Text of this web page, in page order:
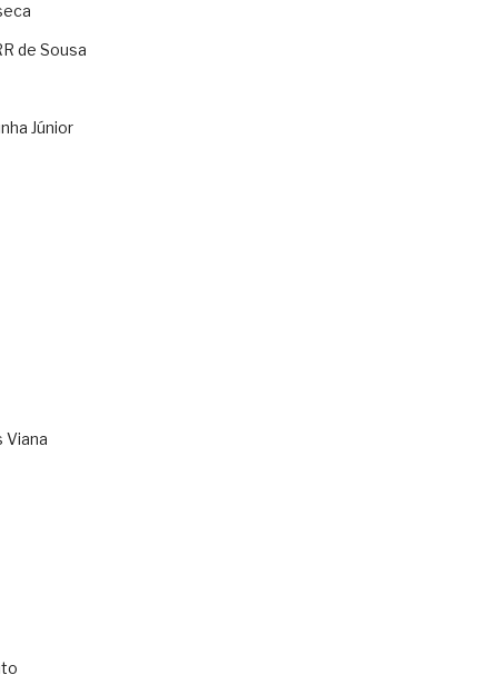
de Sousa
Júnior
Viana